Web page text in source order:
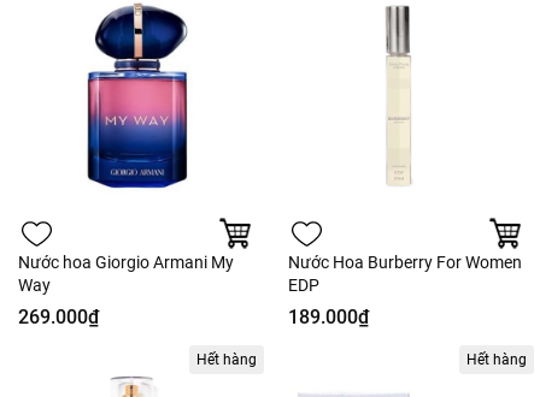
Nước hoa Giorgio Armani My
Way
269.000₫
Nước Hoa Burberry For Women
EDP
189.000₫
Hết hàng Hết hàng